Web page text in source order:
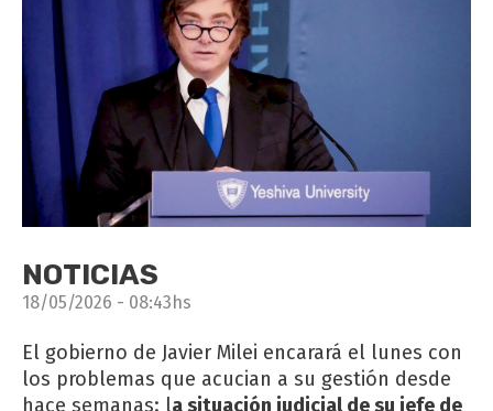
NOTICIAS
18/05/2026 - 08:43hs
El gobierno de Javier Milei encarará el lunes con
los problemas que acucian a su gestión desde
hace semanas: la situación judicial de su jefe de